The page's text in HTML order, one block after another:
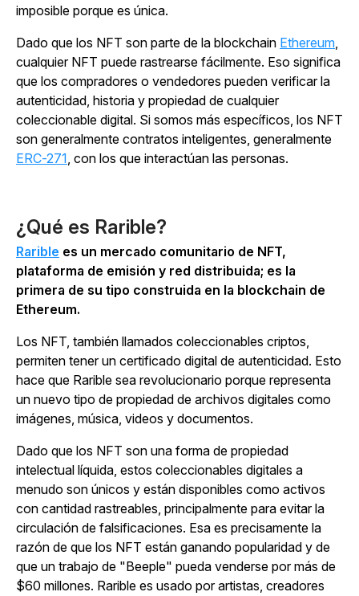
imposible porque es única.
Dado que los NFT son parte de la blockchain Ethereum,
cualquier NFT puede rastrearse fácilmente. Eso significa
que los compradores o vendedores pueden verificar la
autenticidad, historia y propiedad de cualquier
coleccionable digital. Si somos más específicos, los NFT
son generalmente contratos inteligentes, generalmente
ERC-271, con los que interactúan las personas.
¿Qué es Rarible?
Rarible es un mercado comunitario de NFT,
plataforma de emisión y red distribuida; es la
primera de su tipo construida en la blockchain de
Ethereum.
Los NFT, también llamados coleccionables criptos,
permiten tener un certificado digital de autenticidad. Esto
hace que Rarible sea revolucionario porque representa
un nuevo tipo de propiedad de archivos digitales como
imágenes, música, videos y documentos.
Dado que los NFT son una forma de propiedad
intelectual líquida, estos coleccionables digitales a
menudo son únicos y están disponibles como activos
con cantidad rastreables, principalmente para evitar la
circulación de falsificaciones. Esa es precisamente la
razón de que los NFT están ganando popularidad y de
que un trabajo de "Beeple" pueda venderse por más de
$60 millones. Rarible es usado por artistas, creadores